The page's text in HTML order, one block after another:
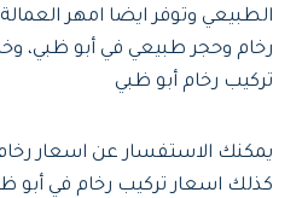
الطبيعي وتوفر ايضا امهر
رخام وحجر طبيعي في أبو ظبي،
تركيب رخام أبو ظبي
يمكنك الاستفسار عن اسعار
كذلك اسعار تركيب رخام في أبو